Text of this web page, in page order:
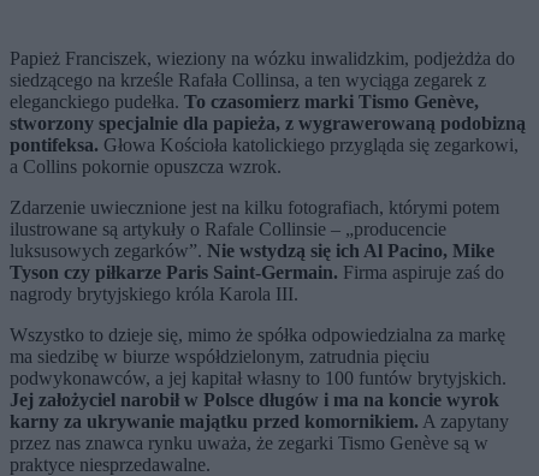
Papież Franciszek, wieziony na wózku inwalidzkim, podjeżdża do
siedzącego na krześle Rafała Collinsa, a ten wyciąga zegarek z
eleganckiego pudełka. To czasomierz marki Tismo Genève,
stworzony specjalnie dla papieża, z wygrawerowaną podobizną
pontifeksa. Głowa Kościoła katolickiego przygląda się zegarkowi,
a Collins pokornie opuszcza wzrok.
Zdarzenie uwiecznione jest na kilku fotografiach, którymi potem
ilustrowane są artykuły o Rafale Collinsie – „producencie
luksusowych zegarków”. Nie wstydzą się ich Al Pacino, Mike
Tyson czy piłkarze Paris Saint-Germain. Firma aspiruje zaś do
nagrody brytyjskiego króla Karola III.
Wszystko to dzieje się, mimo że spółka odpowiedzialna za markę
ma siedzibę w biurze współdzielonym, zatrudnia pięciu
podwykonawców, a jej kapitał własny to 100 funtów brytyjskich.
Jej założyciel narobił w Polsce długów i ma na koncie wyrok
karny za ukrywanie majątku przed komornikiem. A zapytany
przez nas znawca rynku uważa, że zegarki Tismo Genève są w
praktyce niesprzedawalne.